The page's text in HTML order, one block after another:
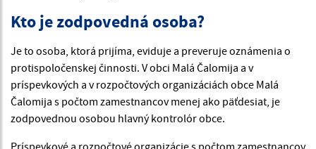
Kto je zodpovedná osoba?
Je to osoba, ktorá prijíma, eviduje a preveruje oznámenia o
protispoločenskej činnosti. V obci Malá Čalomija a v
príspevkových a v rozpočtových organizáciách obce Malá
Čalomija s počtom zamestnancov menej ako päťdesiat, je
zodpovednou osobou hlavný kontrolór obce.
Príspevkové a rozpočtové organizácie s počtom zamestnancov